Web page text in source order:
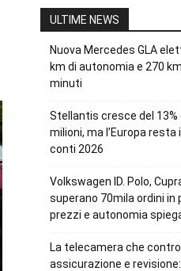
ULTIME NEWS
Nuova Mercedes GLA
km di autonomia e 270
minuti
Stellantis cresce del 13%
milioni, ma l’Europa
conti 2026
Volkswagen ID. Polo,
superano 70mila ordini
prezzi e autonomia
La telecamera che
assicurazione e